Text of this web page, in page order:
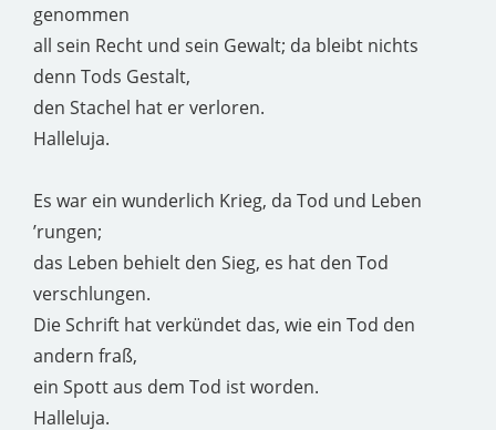
genommen
all sein Recht und sein Gewalt; da bleibt nichts
denn Tods Gestalt,
den Stachel hat er verloren.
Halleluja.
Es war ein wunderlich Krieg, da Tod und Leben
’rungen;
das Leben behielt den Sieg, es hat den Tod
verschlungen.
Die Schrift hat verkündet das, wie ein Tod den
andern fraß,
ein Spott aus dem Tod ist worden.
Halleluja.